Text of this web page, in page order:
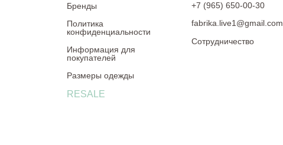
Сотрудничество
+7 (965) 650-00-30
fabrika.live1@gmail.com
RESALE
Размеры одежды
Информация для
покупателей
Политика
конфиденциальности
Бренды